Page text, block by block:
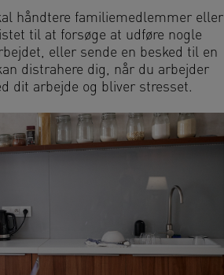
håndtere familiemedlemmer eller
til at forsøge at udføre nogle
eller sende en besked til en
distrahere dig, når du arbejder
dit arbejde og bliver stresset.